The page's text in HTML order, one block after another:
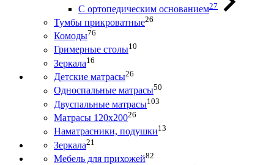
С ортопедическим основанием27
Тумбы прикроватные26
Комоды76
Гримерные столы10
Зеркала16
Детские матрасы26
Односпальные матрасы50
Двуспальные матрасы103
Матрасы 120х20026
Наматрасники, подушки13
Зеркала21
Мебель для прихожей82